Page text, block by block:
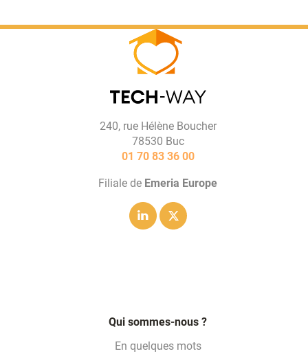
240, rue Hélène Boucher
78530 Buc
01 70 83 36 00
Filiale de Emeria Europe
Qui sommes-nous ?
En quelques mots